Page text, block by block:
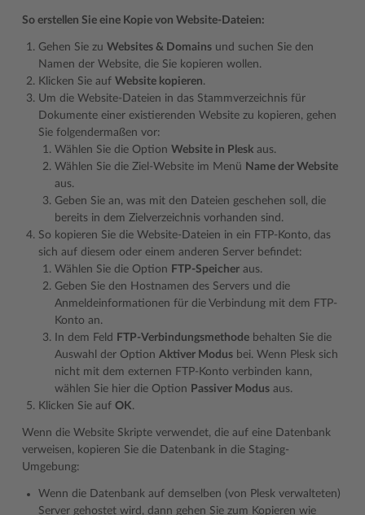
So erstellen Sie eine Kopie von Website-Dateien:
Gehen Sie zu Websites & Domains und suchen Sie den
Namen der Website, die Sie kopieren wollen.
Klicken Sie auf Website kopieren.
Um die Website-Dateien in das Stammverzeichnis für
Dokumente einer existierenden Website zu kopieren, gehen
Sie folgendermaßen vor:
Wählen Sie die Option Website in Plesk aus.
Wählen Sie die Ziel-Website im Menü Name der Website
aus.
Geben Sie an, was mit den Dateien geschehen soll, die
bereits in dem Zielverzeichnis vorhanden sind.
So kopieren Sie die Website-Dateien in ein FTP-Konto, das
sich auf diesem oder einem anderen Server befindet:
Wählen Sie die Option FTP-Speicher aus.
Geben Sie den Hostnamen des Servers und die
Anmeldeinformationen für die Verbindung mit dem FTP-
Konto an.
In dem Feld
FTP-Verbindungsmethode behalten Sie die
Auswahl der Option Aktiver Modus bei. Wenn Plesk sich
nicht mit dem externen FTP-Konto verbinden kann,
wählen Sie hier die Option Passiver Modus aus.
Klicken Sie auf OK.
Wenn die Website Skripte verwendet, die auf eine Datenbank
verweisen, kopieren Sie die Datenbank in die Staging-
Umgebung:
Wenn die Datenbank auf demselben (von Plesk verwalteten)
Server gehostet wird, dann gehen Sie zum Kopieren wie